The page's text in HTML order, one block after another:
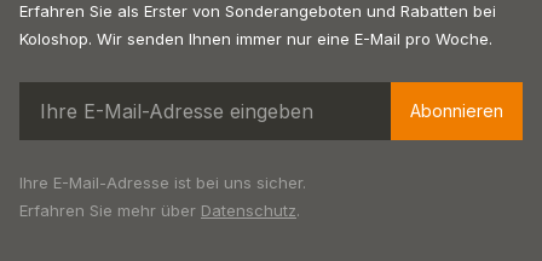
Erfahren Sie als Erster von Sonderangeboten und Rabatten bei
Koloshop. Wir senden Ihnen immer nur eine E-Mail pro Woche.
Abonnieren
Ihre E-Mail-Adresse ist bei uns sicher.
Erfahren Sie mehr über Datenschutz.